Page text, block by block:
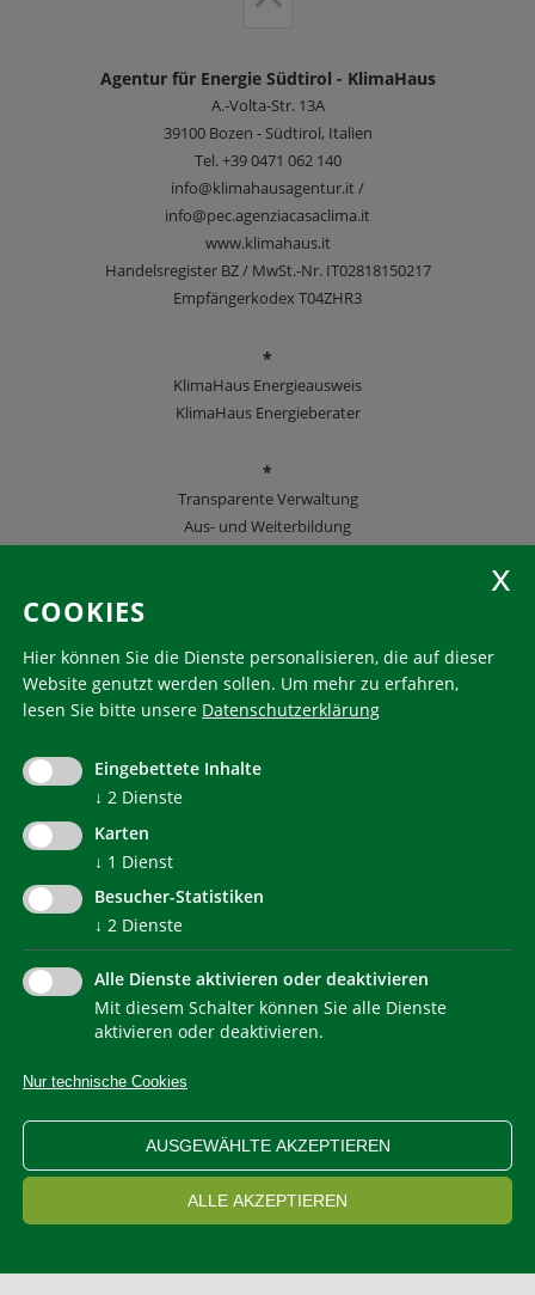
Agentur für Energie Südtirol - KlimaHaus
A.-Volta-Str. 13A
39100 Bozen - Südtirol, Italien
Tel.+39 0471 062 140
info@klimahausagentur.it /
info@pec.agenziacasaclima.it
www.klimahaus.it
Handelsregister BZ / MwSt.-Nr. IT02818150217
Empfängerkodex T04ZHR3
*
KlimaHaus Energieausweis
KlimaHaus Energieberater
*
Transparente Verwaltung
Aus- und Weiterbildung
KlimaHaus ist eine eingetragene Marke. Die Nutzung muss
communication@klimahausagentur.it
© 2022 Agentur für Energie Südtirol - KlimaHaus
NEWSLETTER
IMPRESSUM PRIVACY
WEB STATISTIKEN
ERKLÄRUNG BARRIEREFREIHEIT
COOKIEEINSTELLUNGEN
COOKIES
Hier können Sie die Dienste personalisieren, die auf dieser
Website genutzt werden sollen. Um mehr zu erfahren,
lesen Sie bitte unsere Datenschutzerklärung
Eingebettete Inhalte
↓ 2 Dienste
Karten
↓ 1 Dienst
Besucher-Statistiken
↓ 2 Dienste
Alle Dienste aktivieren oder deaktivieren
Mit diesem Schalter können Sie alle Dienste
aktivieren oder deaktivieren.
Nur technische Cookies
AUSGEWÄHLTE AKZEPTIEREN
ALLE AKZEPTIEREN